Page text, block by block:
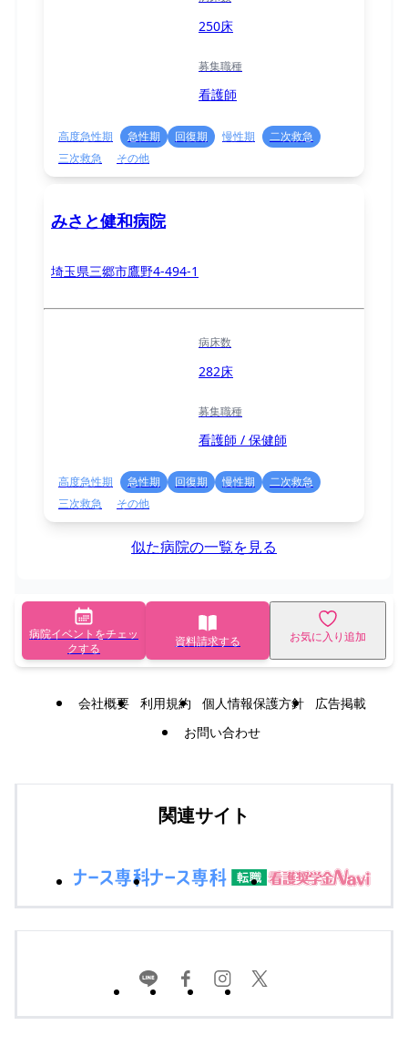
250床
募集職種
看護師
高度急性期 急性期 回復期 慢性期
二次救急
三次救急
その他
みさと健和病院
埼玉県三郷市鷹野4-494-1
病床数
282床
募集職種
看護師 / 保健師
高度急性期 急性期 回復期 慢性期
二次救急
三次救急
その他
似た病院の一覧を見る
病院イベントをチェッ
クする
資料請求する お気に入り追加
会社概要 利用規約 個人情報保護方針
広告掲載
お問い合わせ
関連サイト